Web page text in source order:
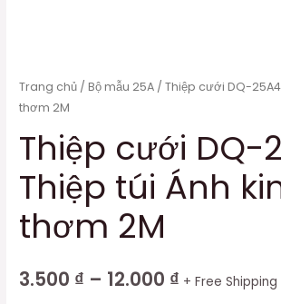
Trang chủ /Bộ mẫu 25A / Thiệp cưới DQ-
thơm 2M
Thiệp cưới DQ-
Thiệp túi Ánh
thơm 2M
3.500 ₫ – 12.000 ₫ + Free Shipping